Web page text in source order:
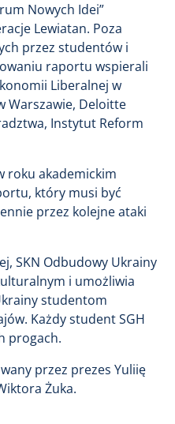
Nowych Idei”
Lewiatan. Poza
przez studentów i
raportu wspierali
Liberalnej w
Warszawie, Deloitte
Instytut Reform
roku akademickim
który musi być
przez kolejne ataki
SKN Odbudowy Ukrainy
i umożliwia
studentom
Każdy student SGH
progach.
przez prezes Yuliię
Żuka.